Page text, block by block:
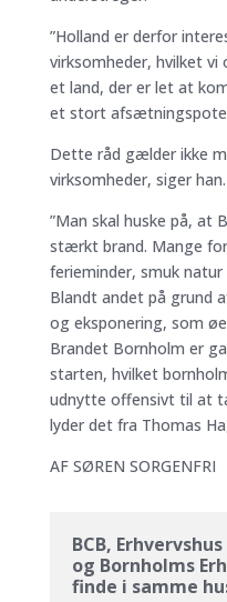
”Holland er derfor
virksomheder, hvilket
et land, der er let at
et stort
Dette råd gælder ikke
virksomheder, siger han.
”Man skal huske på, at
stærkt brand. Mange
ferieminder, smuk
Blandt andet på grund
og eksponering, som
Brandet Bornholm er
starten, hvilket
udnytte offensivt til at
lyder det fra Thomas
AF SØREN SORGENFRI
BCB,
og Bornholms
finde i samme